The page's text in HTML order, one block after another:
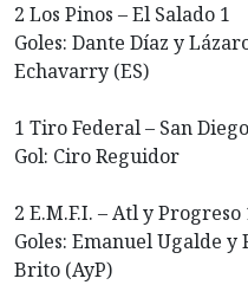
2 Los Pinos – El Salado 1
Goles: Dante Díaz y
Echavarry (ES)
1 Tiro Federal – San
Gol: Ciro Reguidor
2 E.M.F.I. – Atl y Progreso
Goles: Emanuel Ugalde
Brito (AyP)